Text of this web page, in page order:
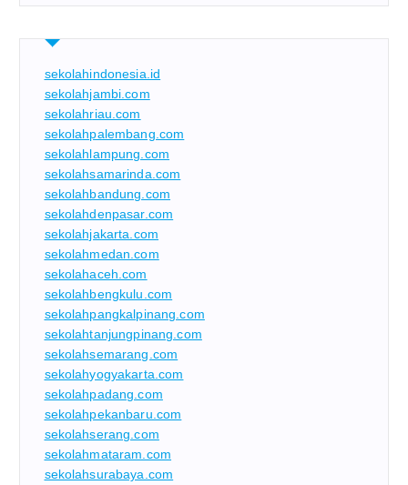
sekolahindonesia.id
sekolahjambi.com
sekolahriau.com
sekolahpalembang.com
sekolahlampung.com
sekolahsamarinda.com
sekolahbandung.com
sekolahdenpasar.com
sekolahjakarta.com
sekolahmedan.com
sekolahaceh.com
sekolahbengkulu.com
sekolahpangkalpinang.com
sekolahtanjungpinang.com
sekolahsemarang.com
sekolahyogyakarta.com
sekolahpadang.com
sekolahpekanbaru.com
sekolahserang.com
sekolahmataram.com
sekolahsurabaya.com